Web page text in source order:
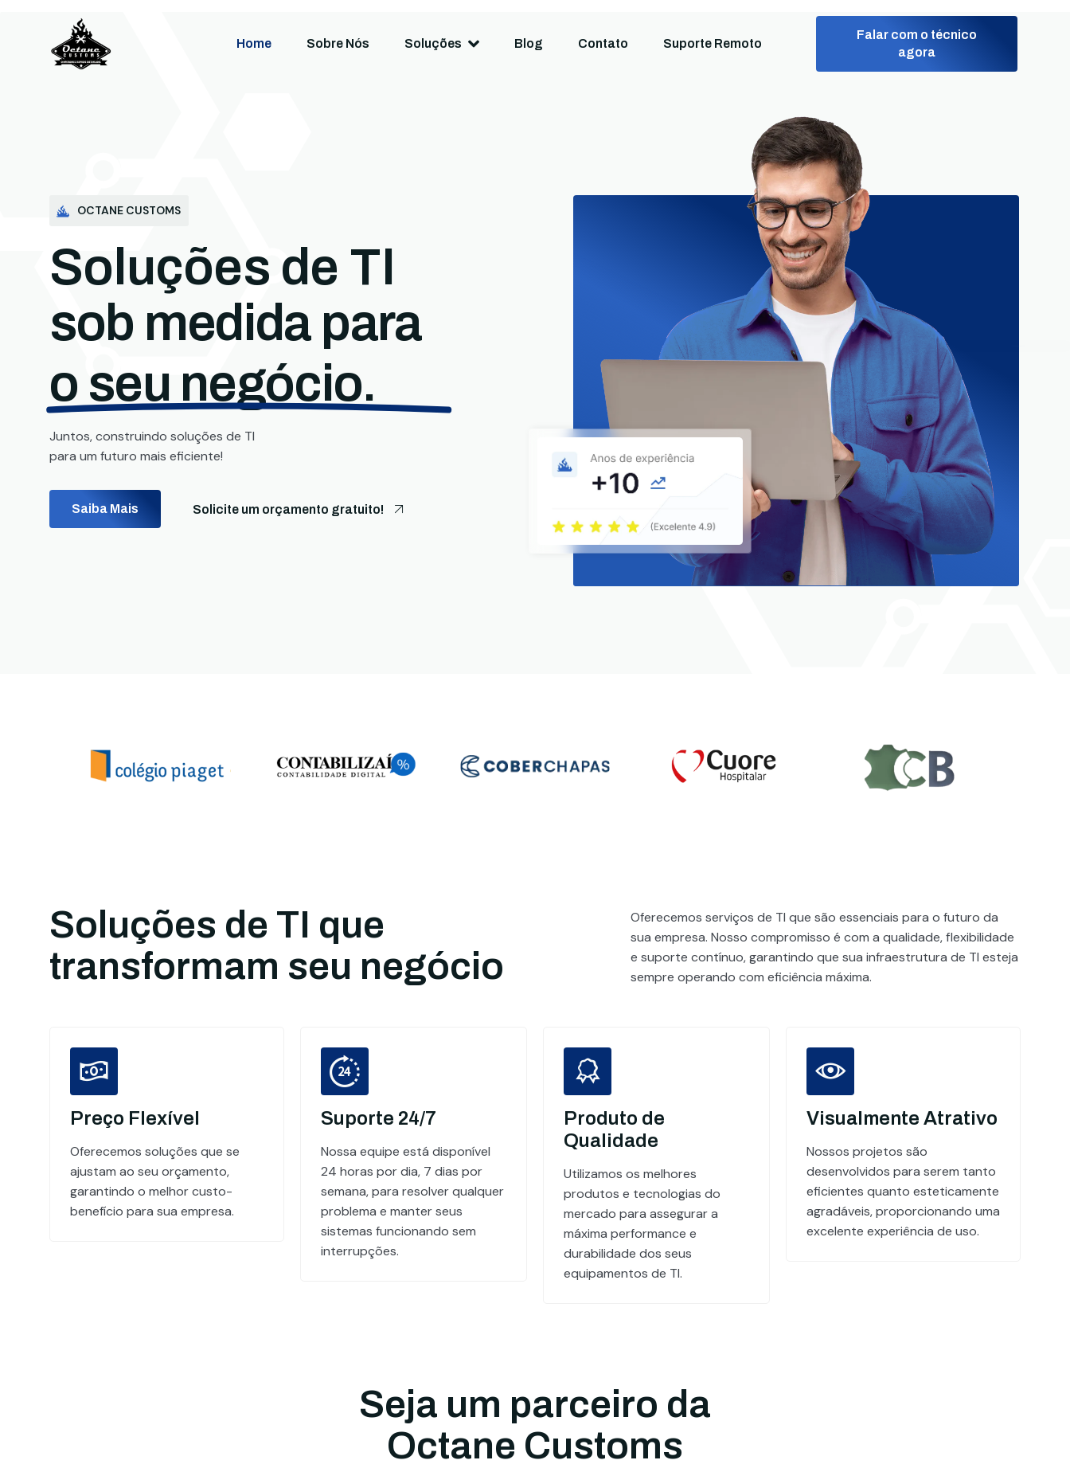
Home Sobre Nós Soluções Blog Contato Suporte Remoto
Falar com o técnico
agora
OCTANE CUSTOMS
Soluções de TI
sob medida para
o seu negócio.
Juntos, construindo soluções de TI
para um futuro mais eficiente!
Saiba Mais Solicite um orçamento gratuito!
Soluções de TI que
transformam seu negócio
Oferecemos serviços de TI que são essenciais para o futuro da
sua empresa. Nosso compromisso é com a qualidade, flexibilidade
e suporte contínuo, garantindo que sua infraestrutura de TI esteja
sempre operando com eficiência máxima.
Preço Flexível
Oferecemos soluções que se
ajustam ao seu orçamento,
garantindo o melhor custo-
benefício para sua empresa.
Suporte 24/7
Nossa equipe está disponível
24 horas por dia, 7 dias por
semana, para resolver qualquer
problema e manter seus
sistemas funcionando sem
interrupções.
Produto de
Qualidade
Utilizamos os melhores
produtos e tecnologias do
mercado para assegurar a
máxima performance e
durabilidade dos seus
equipamentos de TI.
Visualmente Atrativo
Nossos projetos são
desenvolvidos para serem tanto
eficientes quanto esteticamente
agradáveis, proporcionando uma
excelente experiência de uso.
Seja um parceiro da
Octane Customs